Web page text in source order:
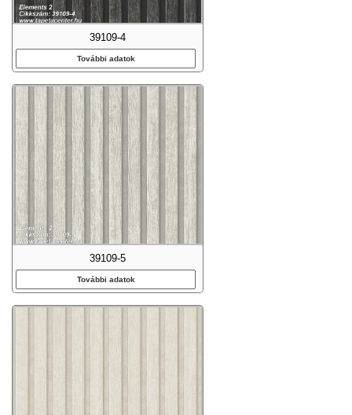
39109-4
További adatok
39109-5
További adatok